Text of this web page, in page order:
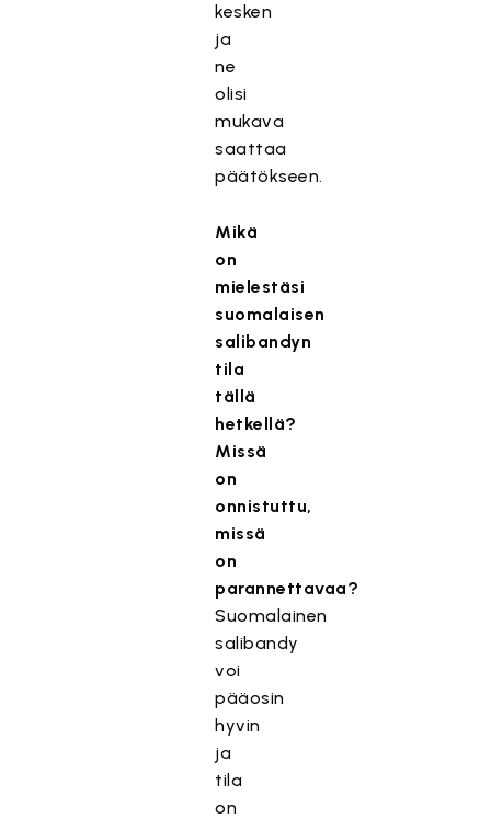
kesken
ja
ne
olisi
mukava
saattaa
päätökseen.
Mikä
on
mielestäsi
suomalaisen
salibandyn
tila
tällä
hetkellä?
Missä
on
onnistuttu,
missä
on
parannettavaa?
Suomalainen
salibandy
voi
pääosin
hyvin
ja
tila
on